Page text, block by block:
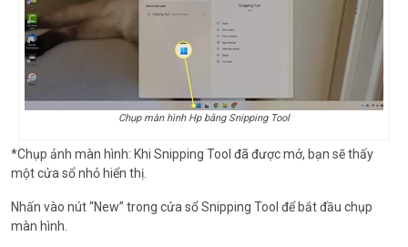
Chụp màn hình Hp bằng Snipping Tool
*Chụp ảnh màn hình: Khi Snipping Tool đã được mở, bạn sẽ thấy
một cửa sổ nhỏ hiển thị.
Nhấn vào nút “New” trong cửa sổ Snipping Tool để bắt đầu chụp
màn hình.